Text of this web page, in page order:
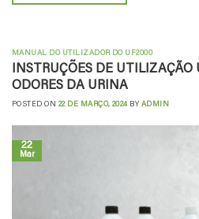
MANUAL DO UTILIZADOR DO UF2000
INSTRUÇÕES DE UTILIZAÇÃO
ODORES DA URINA
POSTED ON 22 DE MARÇO, 2024 BY ADMIN
22
Mar